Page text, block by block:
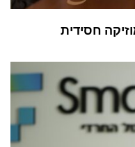
חסידית